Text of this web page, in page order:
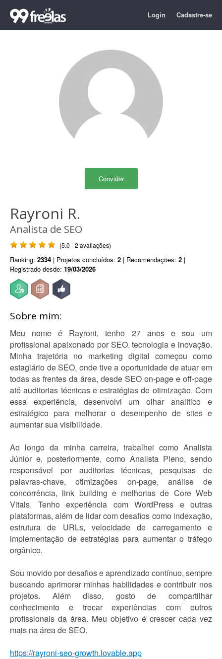
Login Cadastre-se
Convidar
Rayroni R.
Analista de SEO
(5.0 - 2 avaliações)
Ranking: 2334 | Projetos concluídos: 2 | Recomendações: 2 |
Registrado desde: 19/03/2026
Sobre mim:
Meu nome é Rayroni, tenho 27 anos e sou um
profissional apaixonado por SEO, tecnologia e inovação.
Minha trajetória no marketing digital começou como
estagiário de SEO, onde tive a oportunidade de atuar em
todas as frentes da área, desde SEO on-page e off-page
até auditorias técnicas e estratégias de otimização. Com
essa experiência, desenvolvi um olhar analítico e
estratégico para melhorar o desempenho de sites e
aumentar sua visibilidade.
Ao longo da minha carreira, trabalhei como Analista
Júnior e, posteriormente, como Analista Pleno, sendo
responsável por auditorias técnicas, pesquisas de
palavras-chave, otimizações on-page, análise de
concorrência, link building e melhorias de Core Web
Vitals. Tenho experiência com WordPress e outras
plataformas, além de lidar com desafios como indexação,
estrutura de URLs, velocidade de carregamento e
implementação de estratégias para aumentar o tráfego
orgânico.
Sou movido por desafios e aprendizado contínuo, sempre
buscando aprimorar minhas habilidades e contribuir nos
projetos. Além disso, gosto de compartilhar
conhecimento e trocar experiências com outros
profissionais da área. Meu objetivo é crescer cada vez
mais na área de SEO.
https://rayroni-seo-growth.lovable.app